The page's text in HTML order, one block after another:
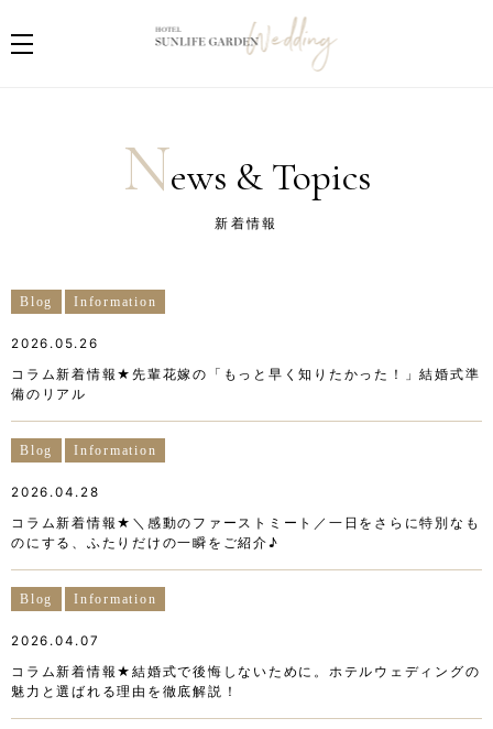
News & Topics
新着情報
Blog Information
2026.05.26
コラム新着情報★先輩花嫁の「もっと早く知りたかった！」結婚式準
備のリアル
Blog Information
2026.04.28
コラム新着情報★＼感動のファーストミート／一日をさらに特別なも
のにする、ふたりだけの一瞬をご紹介♪
Blog Information
2026.04.07
コラム新着情報★結婚式で後悔しないために。ホテルウェディングの
魅力と選ばれる理由を徹底解説！